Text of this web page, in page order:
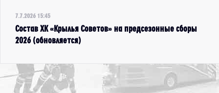
7.7.2026 15:45
Состав ХК «Крылья Советов» на предсезонные сборы
2026 (обновляется)